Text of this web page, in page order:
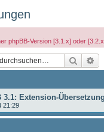
phpBB-Version [3.1.x] oder
Suche
3.1: Extension-
21:29